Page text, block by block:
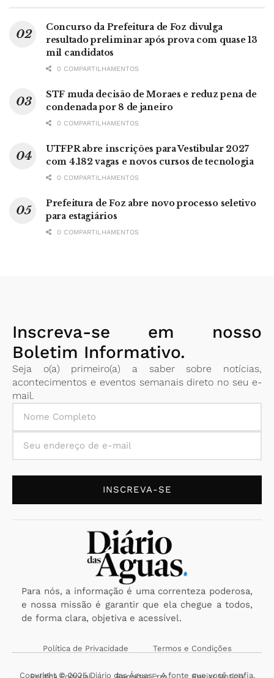
Concurso da Prefeitura de Foz divulga
resultado preliminar após prova com quase 13
mil candidatos
0 COMPARTILHAMENTOS
STF muda decisão de Moraes e reduz pena de
condenada por 8 de janeiro
0 COMPARTILHAMENTOS
UTFPR abre inscrições para Vestibular 2027
com 4.182 vagas e novos cursos de tecnologia
0 COMPARTILHAMENTOS
Prefeitura de Foz abre novo processo seletivo
para estagiários
0 COMPARTILHAMENTOS
Inscreva-se em nosso
Boletim Informativo.
Seja o(a) primeiro(a) a saber sobre notícias,
acontecimentos e eventos semanais direto no seu e-
mail.
INSCREVA-SE
Para nós, a informação é uma correnteza poderosa,
e nossa missão é garantir que ela chegue a todos,
de forma clara, objetiva e acessível.
Política de Privacidade Termos e Condições
Copyright © 2025 Diário das Águas - A fonte que você confia.